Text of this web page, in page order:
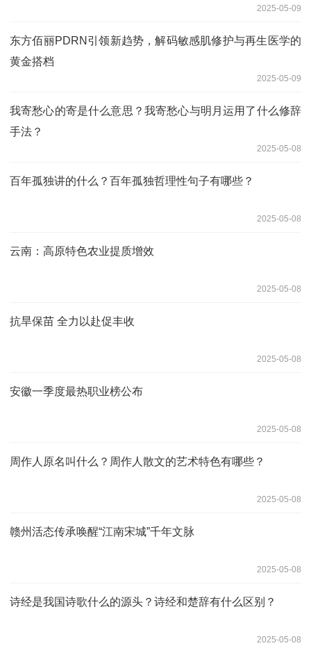
2025-05-09
东方佰丽PDRN引领新趋势，解码敏感肌修护与再生医学的
黄金搭档
2025-05-09
我寄愁心的寄是什么意思？我寄愁心与明月运用了什么修辞
手法？
2025-05-08
百年孤独讲的什么？百年孤独哲理性句子有哪些？
2025-05-08
云南：高原特色农业提质增效
2025-05-08
抗旱保苗 全力以赴促丰收
2025-05-08
安徽一季度最热职业榜公布
2025-05-08
周作人原名叫什么？周作人散文的艺术特色有哪些？
2025-05-08
赣州活态传承唤醒“江南宋城”千年文脉
2025-05-08
诗经是我国诗歌什么的源头？诗经和楚辞有什么区别？
2025-05-08